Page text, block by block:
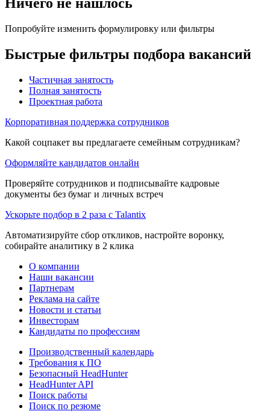
Попробуйте изменить формулировку или фильтры
Быстрые фильтры подбора вакансий
Частичная занятость
Полная занятость
Проектная работа
Корпоративная поддержка сотрудников
Какой соцпакет вы предлагаете семейным сотрудникам?
Оформляйте кандидатов онлайн
Проверяйте сотрудников и подписывайте кадровые
документы без бумаг и личных встреч
Ускорьте подбор в 2 раза с Talantix
Автоматизируйте сбор откликов, настройте воронку,
собирайте аналитику в 2 клика
О компании
Наши вакансии
Партнерам
Реклама на сайте
Новости и статьи
Инвесторам
Кандидаты по профессиям
Производственный календарь
Требования к ПО
Безопасный HeadHunter
HeadHunter API
Поиск работы
Поиск по резюме